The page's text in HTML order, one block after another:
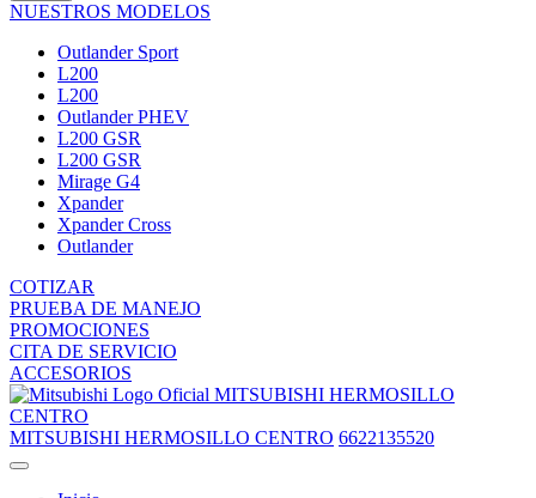
NUESTROS MODELOS
Outlander Sport
L200
L200
Outlander PHEV
L200 GSR
L200 GSR
Mirage G4
Xpander
Xpander Cross
Outlander
COTIZAR
PRUEBA DE MANEJO
PROMOCIONES
CITA DE SERVICIO
ACCESORIOS
MITSUBISHI HERMOSILLO
CENTRO
MITSUBISHI HERMOSILLO CENTRO 6622135520